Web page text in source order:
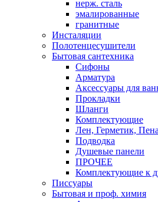
нерж. сталь
эмалированные
гранитные
Инсталяции
Полотенцесушители
Бытовая сантехника
Сифоны
Арматура
Аксессуары для
Прокладки
Шланги
Комплектующие
Лен, Герметик,
Подводка
Душевые панели
ПРОЧЕЕ
Комплектующие к
Писсуары
Бытовая и проф. химия